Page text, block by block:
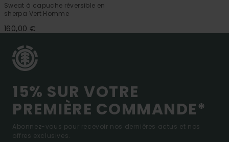
Sweat à capuche réversible en
sherpa Vert Homme
160,00 €
15% SUR VOTRE
PREMIÈRE COMMANDE*
Abonnez-vous pour recevoir nos dernières actus et nos
offres exclusives.